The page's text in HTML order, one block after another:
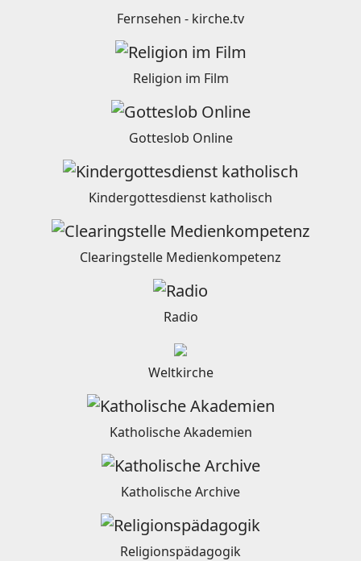
Fernsehen - kirche.tv
Religion im Film
Gotteslob Online
Kindergottesdienst katholisch
Clearingstelle Medienkompetenz
Radio
Weltkirche
Katholische Akademien
Katholische Archive
Religionspädagogik